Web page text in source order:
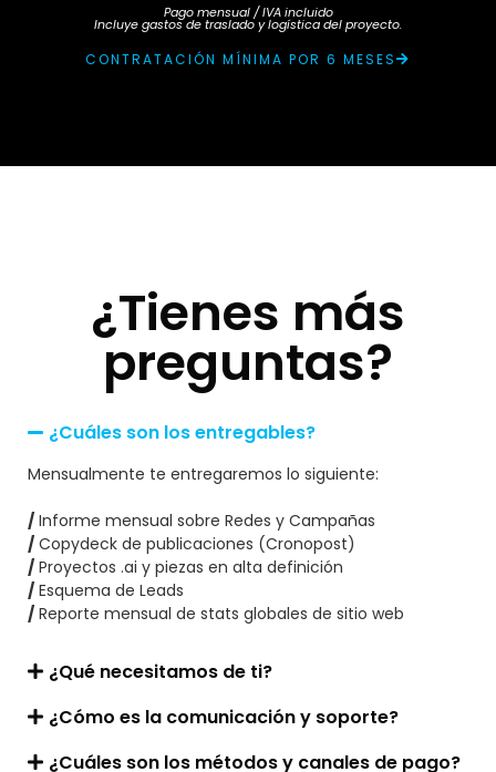
Pago mensual / IVA incluido
Incluye gastos de traslado y logística del proyecto.
CONTRATACIÓN MÍNIMA POR 6 MESES
¿Tienes más
preguntas?
¿Cuáles son los entregables?
Mensualmente te entregaremos lo siguiente:
/ Informe mensual sobre Redes y Campañas
/ Copydeck de publicaciones (Cronopost)
/ Proyectos .ai y piezas en alta definición
/ Esquema de Leads
/ Reporte mensual de stats globales de sitio web
¿Qué necesitamos de ti?
¿Cómo es la comunicación y soporte?
¿Cuáles son los métodos y canales de pago?